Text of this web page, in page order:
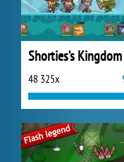
Shorties’s
48 325x